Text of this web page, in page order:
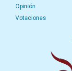
Opinión
Votaciones